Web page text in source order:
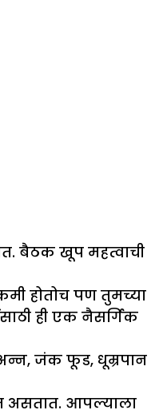
बैठक खूप महत्वाची
होतोच पण तुमच्या
ही एक नैसर्गिक
अन्न, जंक फूड, धूम्रपान
असतात. आपल्याला